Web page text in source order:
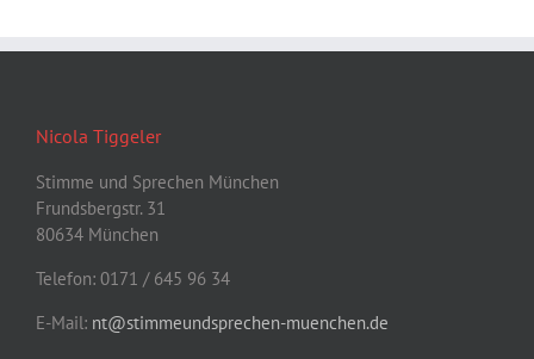
Nicola Tiggeler
Stimme und Sprechen München
Frundsbergstr. 31
80634 München
Telefon: 0171 / 645 96 34
E-Mail: nt@stimmeundsprechen-muenchen.de